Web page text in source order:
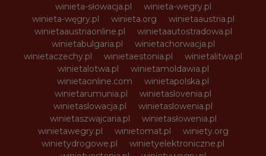
winieta-słowacja.pl
winieta-wegry.pl
winieta-węgry.pl
winieta.org
winietaaustria.pl
winietaaustriaonline.pl
winietaautostradowa.pl
winietabulgaria.pl
winietachorwacja.pl
winietaczechy.pl
winietaestonia.pl
winietalitwa.pl
winietalotwa.pl
winietamoldawia.pl
winietaonline.com
winietapolska.pl
winietarumunia.pl
winietaslovenia.pl
winietaslowacja.pl
winietaslowenia.pl
winietaszwajcaria.pl
winietasłowenia.pl
winietawegry.pl
winietomat.pl
winiety.org
winietydrogowe.pl
winietyelektroniczne.pl